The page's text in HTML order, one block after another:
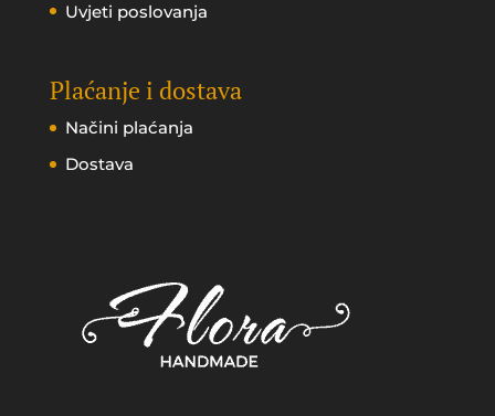
Uvjeti poslovanja
Plaćanje i dostava
Načini plaćanja
Dostava